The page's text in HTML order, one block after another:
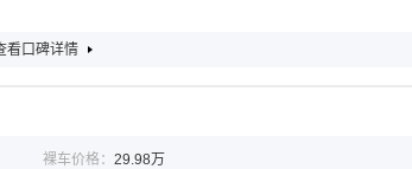
看口碑详情
裸车价格： 29.98万